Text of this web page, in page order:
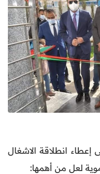
26 يناير 2022 على إعطاء انطلاقة الاشغال
لعل من أهمها: